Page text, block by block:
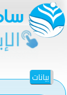
بيانات